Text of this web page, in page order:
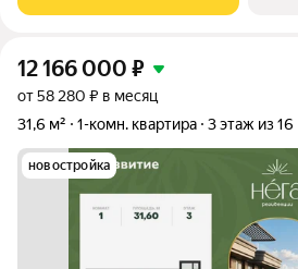
12 166 000 ₽
от 58 280 ₽ в месяц
31,6 м²
1-комн. квартира 3 этаж из 16
новостройка